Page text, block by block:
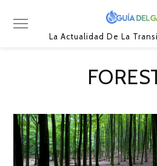
La Actualidad De La